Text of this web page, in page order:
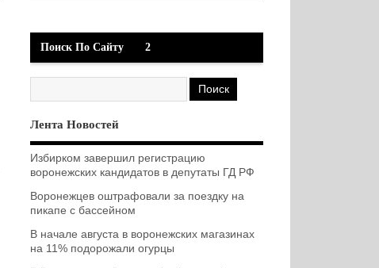
Поиск По Сайту 2
Лента Новостей
Избирком завершил регистрацию
воронежских кандидатов в депутаты ГД РФ
Воронежцев оштрафовали за поездку на
пикапе с бассейном
В начале августа в воронежских магазинах
на 11% подорожали огурцы